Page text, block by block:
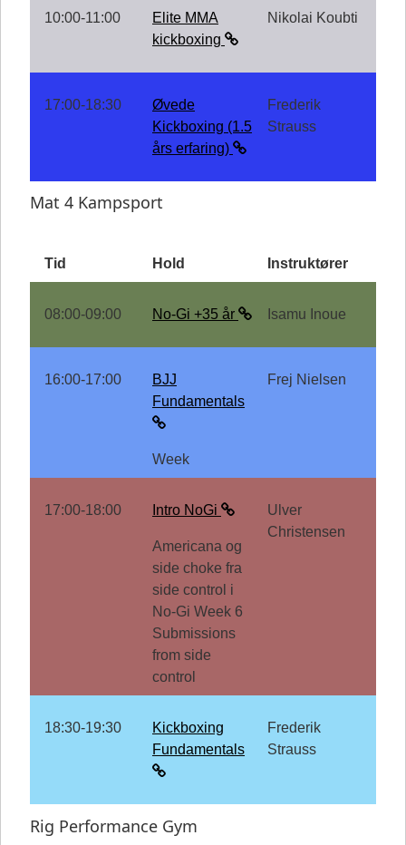
10:00-11:00
Elite MMA
kickboxing
Nikolai Koubti
17:00-18:30
Øvede
Kickboxing (1.5
års erfaring)
Frederik
Strauss
Mat 4 Kampsport
Tid Hold Instruktører
08:00-09:00 No-Gi +35 år Isamu Inoue
16:00-17:00
BJJ
Fundamentals
Week
Frej Nielsen
17:00-18:00 Intro NoGi
Americana og
side choke fra
side control i
No-Gi Week 6
Submissions
from side
control
Ulver
Christensen
18:30-19:30
Kickboxing
Fundamentals
Frederik
Strauss
Rig Performance Gym